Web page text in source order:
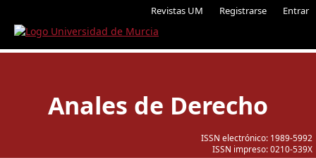
Revistas UM Registrarse Entrar
ISSN electrónico: 1989-5992
ISSN impreso:0210-539X
Anales de Derecho